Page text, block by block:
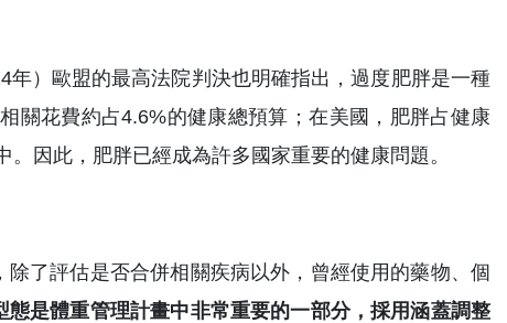
）歐盟的最高法院判決也明確指出，過度肥胖是一種
關花費約占4.6%的健康總預算；在美國，肥胖占健康
因此，肥胖已經成為許多國家重要的健康問題。
了評估是否合併相關疾病以外，曾經使用的藥物、個
態是體重管理計畫中非常重要的一部分，採用涵蓋調整